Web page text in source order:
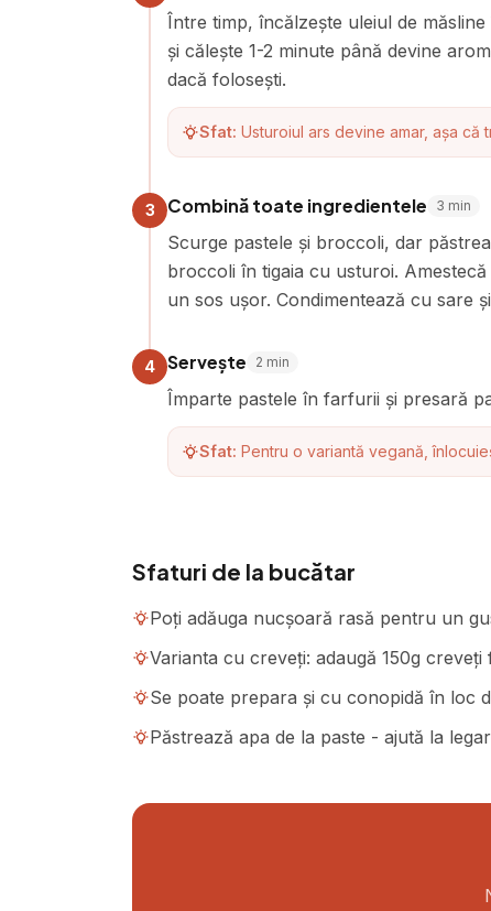
Între timp, încălzește uleiul de
și călește 1-2 minute până devine
dacă folosești.
Sfat: Usturoiul ars devine amar, așa
3 Combină toate ingredientele 3 min
Scurge pastele și broccoli, dar
broccoli în tigaia cu usturoi.
un sos ușor. Condimentează cu sare
4 Servește 2 min
Împarte pastele în farfurii și presară
Sfat: Pentru o variantă vegană,
Sfaturi de la bucătar
Poți adăuga nucșoară rasă pentru un
Varianta cu creveți: adaugă 150g
Se poate prepara și cu conopidă în loc
Păstrează apa de la paste - ajută la